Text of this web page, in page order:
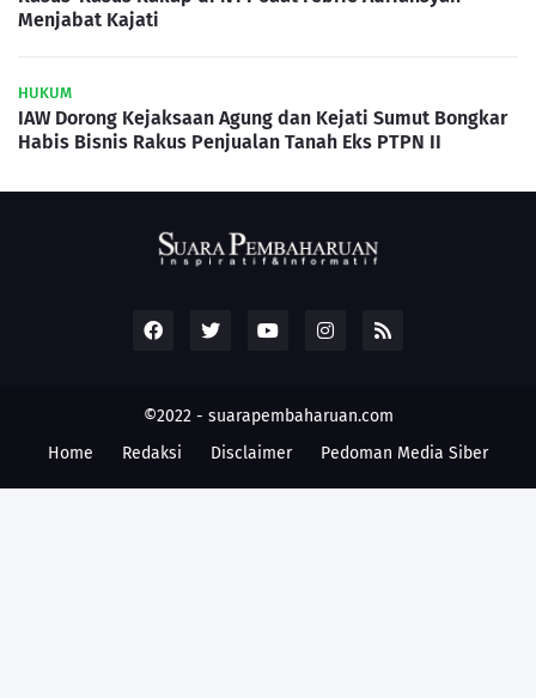
Menjabat Kajati
HUKUM
IAW Dorong Kejaksaan Agung dan Kejati Sumut Bongkar
Habis Bisnis Rakus Penjualan Tanah Eks PTPN II
©2022 - suarapembaharuan.com
Home
Redaksi Disclaimer Pedoman Media Siber